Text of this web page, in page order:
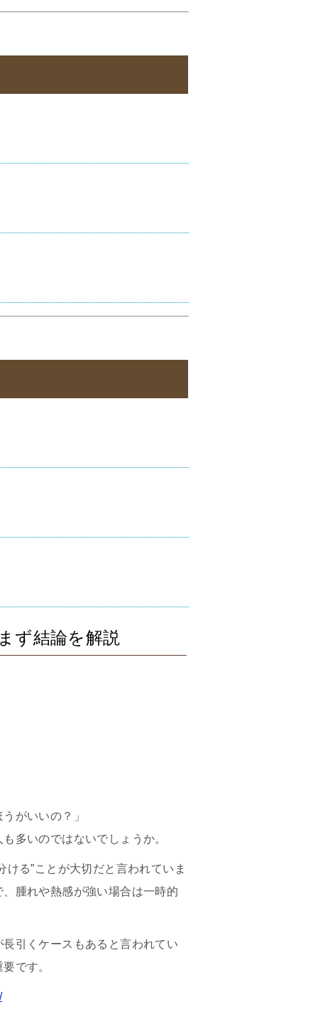
ず結論を解説
がいいの？」
多いのではないでしょうか。
る”ことが大切だと言われていま
腫れや熱感が強い場合は一時的
引くケースもあると言われてい
です。